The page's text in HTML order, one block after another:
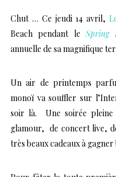
Chut … Ce jeudi 14 avril,
Beach pendant le Spring
annuelle de sa magnifique
Un air de printemps
monoï va souffler sur
soir là. Une soirée pleine
glamour, de concert live,
très beaux cadeaux à gagner !